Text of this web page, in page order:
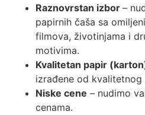
Raznovrstan izbor –
papirnih čaša sa
filmova, životinjama i
motivima.
Kvalitetan papir
izrađene od kvalitetnog
Niske cene – nudimo
cenama.